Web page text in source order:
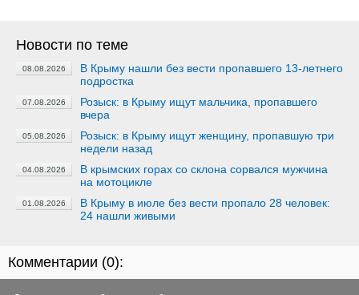
Новости по теме
08.08.2026
В Крыму нашли без вести пропавшего 13-летнего
подростка
07.08.2026
Розыск: в Крыму ищут мальчика, пропавшего
вчера
05.08.2026
Розыск: в Крыму ищут женщину, пропавшую три
недели назад
04.08.2026
В крымских горах со склона сорвался мужчина
на мотоцикле
01.08.2026
В Крыму в июле без вести пропало 28 человек:
24 нашли живыми
Комментарии (0):